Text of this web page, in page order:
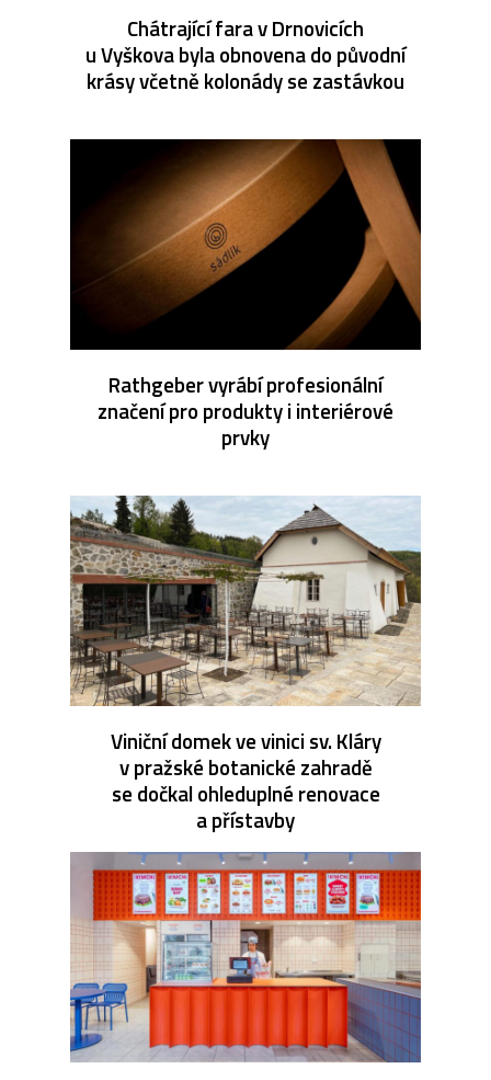
Chátrající fara v Drnovicích
u Vyškova byla obnovena do původní
krásy včetně kolonády se zastávkou
Rathgeber vyrábí profesionální
značení pro produkty i interiérové
prvky
Viniční domek ve vinici sv. Kláry
v pražské botanické zahradě
se dočkal ohleduplné renovace
a přístavby